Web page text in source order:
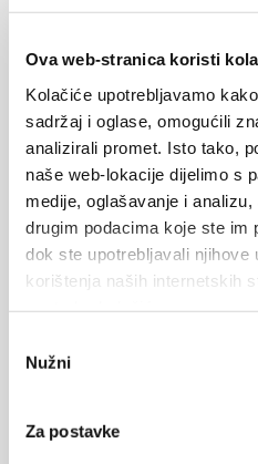
Ova web-stranica koristi
Kolačiće upotrebljavamo
sadržaj i oglase, omogućili
analizirali promet. Isto tako,
naše web-lokacije dijelimo s
medije, oglašavanje i
drugim podacima koje ste im
dok ste upotrebljavali njihove
korištenja naših internetskih
pristanka
Nužni
Za postavke
Message
Vos données seront envoyées